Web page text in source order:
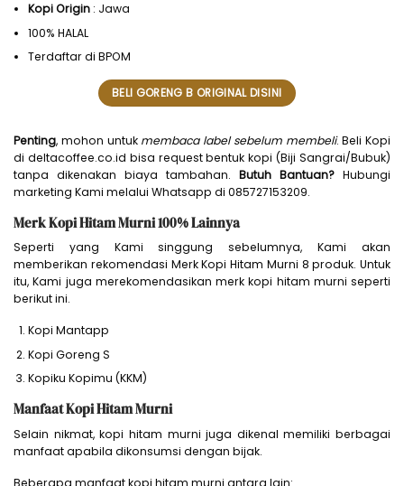
Kopi Origin : Jawa
100% HALAL
Terdaftar di BPOM
BELI GORENG B ORIGINAL DISINI
Penting, mohon untuk membaca label sebelum membeli. Beli Kopi
di deltacoffee.co.id bisa request bentuk kopi (Biji Sangrai/Bubuk)
tanpa dikenakan biaya tambahan. Butuh Bantuan? Hubungi
marketing Kami melalui Whatsapp di 085727153209.
Merk Kopi Hitam Murni 100% Lainnya
Seperti yang Kami singgung sebelumnya, Kami akan
memberikan rekomendasi Merk Kopi Hitam Murni 8 produk. Untuk
itu, Kami juga merekomendasikan merk kopi hitam murni seperti
berikut ini.
Kopi Mantapp
Kopi Goreng S
Kopiku Kopimu (KKM)
Manfaat Kopi Hitam Murni
Selain nikmat, kopi hitam murni juga dikenal memiliki berbagai
manfaat apabila dikonsumsi dengan bijak.
Beberapa manfaat kopi hitam murni antara lain: